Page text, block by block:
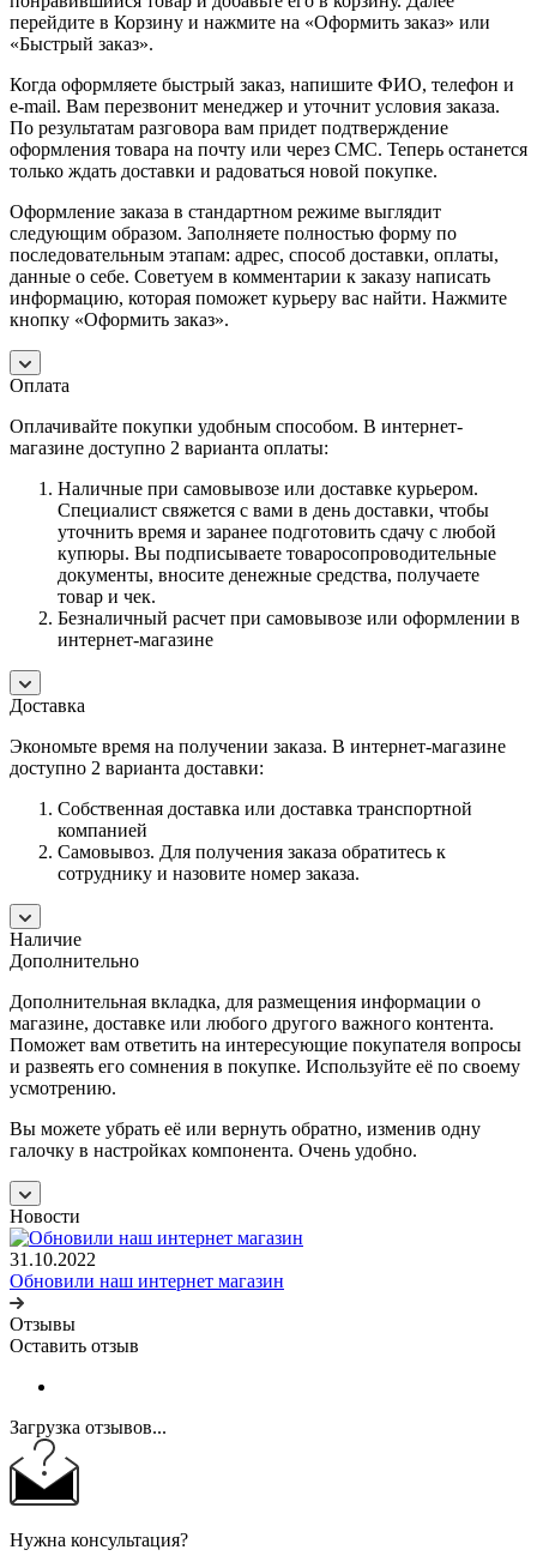
перейдите в Корзину и нажмите на «Оформить заказ» или
«Быстрый заказ».
Когда оформляете быстрый заказ, напишите ФИО, телефон и
e-mail. Вам перезвонит менеджер и уточнит условия заказа.
По результатам разговора вам придет подтверждение
оформления товара на почту или через СМС. Теперь останется
только ждать доставки и радоваться новой покупке.
Оформление заказа в стандартном режиме выглядит
следующим образом. Заполняете полностью форму по
последовательным этапам: адрес, способ доставки, оплаты,
данные о себе. Советуем в комментарии к заказу написать
информацию, которая поможет курьеру вас найти. Нажмите
кнопку «Оформить заказ».
Оплата
Оплачивайте покупки удобным способом. В интернет-
магазине доступно 2 варианта оплаты:
Наличные при самовывозе или доставке курьером.
Специалист свяжется с вами в день доставки, чтобы
уточнить время и заранее подготовить сдачу с любой
купюры. Вы подписываете товаросопроводительные
документы, вносите денежные средства, получаете
товар и чек.
Безналичный расчет при самовывозе или оформлении в
интернет-магазине
Доставка
Экономьте время на получении заказа. В интернет-магазине
доступно 2 варианта доставки:
Собственная доставка или доставка транспортной
компанией
Самовывоз. Для получения заказа обратитесь к
сотруднику и назовите номер заказа.
Наличие
Дополнительно
Дополнительная вкладка, для размещения информации о
магазине, доставке или любого другого важного контента.
Поможет вам ответить на интересующие покупателя вопросы
и развеять его сомнения в покупке. Используйте её по своему
усмотрению.
Вы можете убрать её или вернуть обратно, изменив одну
галочку в настройках компонента. Очень удобно.
Новости
31.10.2022
Обновили наш интернет магазин
Отзывы
Оставить отзыв
Загрузка отзывов...
Нужна консультация?